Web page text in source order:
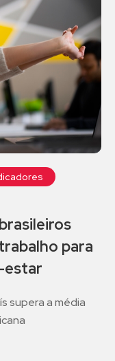
para
estar
supera a média